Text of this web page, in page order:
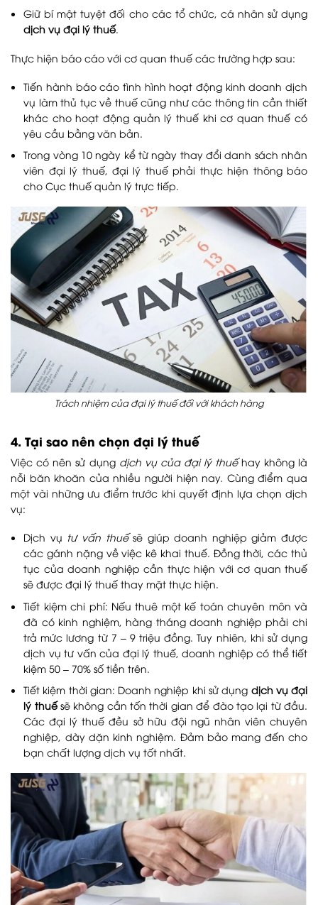
Giữ bí mật tuyệt đối cho các tổ chức, cá nhân sử dụng
dịch vụ đại lý thuế.
Thực hiện báo cáo với cơ quan thuế các trường hợp sau:
Tiến hành báo cáo tình hình hoạt động kinh doanh dịch
vụ làm thủ tục về thuế cũng như các thông tin cần thiết
khác cho hoạt động quản lý thuế khi cơ quan thuế có
yêu cầu bằng văn bản.
Trong vòng 10 ngày kể từ ngày thay đổi danh sách nhân
viên đại lý thuế, đại lý thuế phải thực hiện thông báo
cho Cục thuế quản lý trực tiếp.
Trách nhiệm của đại lý thuế đối với khách hàng
4. Tại sao nên chọn đại lý thuế
Việc có nên sử dụng dịch vụ của đại lý thuếhay không là
nỗi băn khoăn của nhiều người hiện nay. Cùng điểm qua
một vài những ưu điểm trước khi quyết định lựa chọn dịch
vụ:
Dịch vụ tư vấn thuếsẽ giúp doanh nghiệp giảm được
các gánh nặng về việc kê khai thuế. Đồng thời, các thủ
tục của doanh nghiệp cần thực hiện với cơ quan thuế
sẽ được đại lý thuế thay mặt thực hiện.
Tiết kiệm chi phí: Nếu thuê một kế toán chuyên môn và
đã có kinh nghiệm, hàng tháng doanh nghiệp phải chi
trả mức lương từ 7 – 9 triệu đồng. Tuy nhiên, khi sử dụng
dịch vụ tư vấn của đại lý thuế, doanh nghiệp có thể tiết
kiệm 50 – 70% số tiền trên.
Tiết kiệm thời gian: Doanh nghiệp khi sử dụng dịch vụ đại
lý thuếsẽ không cần tốn thời gian để đào tạo lại từ đầu.
Các đại lý thuế đều sở hữu đội ngũ nhân viên chuyên
nghiệp, dày dặn kinh nghiệm. Đảm bảo mang đến cho
bạn chất lượng dịch vụ tốt nhất.